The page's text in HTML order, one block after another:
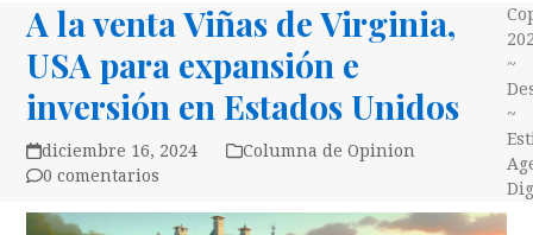
A la venta Viñas de Virginia,
USA para expansión e
inversión en Estados Unidos
diciembre 16, 2024
Columna de Opinion
0 comentarios
~
~